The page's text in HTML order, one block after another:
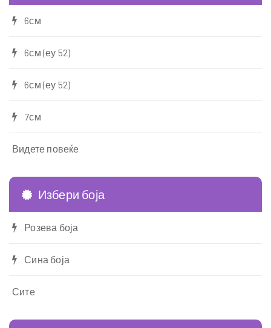
6см
6см (еу 52)
6см (еу 52)
7см
Видете повеќе
Избери боја
Розева боја
Сина боја
Сите